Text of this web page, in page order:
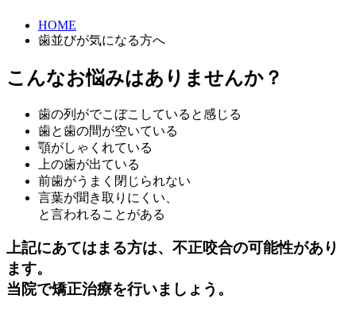
HOME
歯並びが気になる方へ
こんなお悩みはありませんか？
歯の列がでこぼこしていると感じる
歯と歯の間が空いている
顎がしゃくれている
上の歯が出ている
前歯がうまく閉じられない
言葉が聞き取りにくい、
と言われることがある
上記にあてはまる方は、不正咬合の可能性があり
ます。
当院で矯正治療を行いましょう。